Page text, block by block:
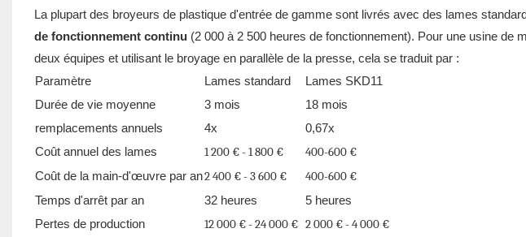
La plupart des broyeurs de plastique d'entrée de gamme sont livrés avec des lames
de fonctionnement continu(2 000 à 2 500 heures de fonctionnement). Pour une usine de
deux équipes et utilisant le broyage en parallèle de la presse, cela se traduit par :
Paramètre
Lames standard
Lames SKD11
Durée de vie moyenne
3 mois
18 mois
remplacements annuels
4x
0,67x
Coût annuel des lames
1 200 € - 1 800 € 400-600 €
Coût de la main-d'œuvre par an2 400 € - 3 600 € 400-600 €
Temps d'arrêt par an 32 heures
5 heures
Pertes de production
12 000 € - 24 000 € 2 000 € - 4 000 €